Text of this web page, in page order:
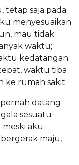
saja pada
menyesuaikan
mau tidak
waktu;
kedatangan
waktu tiba
ke rumah sakit.
datang
sesuatu
aku
maju,